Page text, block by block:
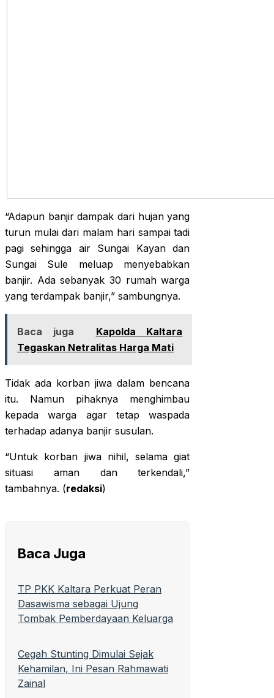
“Adapun banjir dampak dari hujan yang
turun mulai dari malam hari sampai tadi
pagi sehingga air Sungai Kayan dan
Sungai Sule meluap menyebabkan
banjir. Ada sebanyak 30 rumah warga
yang terdampak banjir,” sambungnya.
Baca juga
Kapolda Kaltara
Tegaskan Netralitas Harga Mati
Tidak ada korban jiwa dalam bencana
itu. Namun pihaknya menghimbau
kepada warga agar tetap waspada
terhadap adanya banjir susulan.
“Untuk korban jiwa nihil, selama giat
situasi aman dan terkendali,”
tambahnya. (redaksi)
Baca Juga
TP PKK Kaltara Perkuat Peran
Dasawisma sebagai Ujung
Tombak Pemberdayaan Keluarga
Cegah Stunting Dimulai Sejak
Kehamilan, Ini Pesan Rahmawati
Zainal